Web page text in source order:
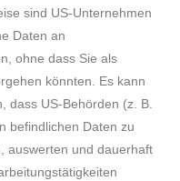
sind US-Unternehmen
Daten an
ohne dass Sie als
könnten. Es kann
dass US-Behörden (z. B.
befindlichen Daten zu
auswerten und dauerhaft